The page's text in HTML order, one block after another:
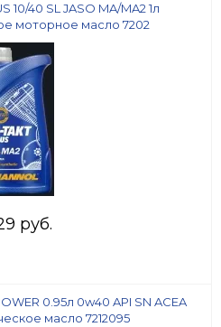
10/40 SL JASO MA/MA2 1л
моторное масло 7202
руб.
0.95л 0w40 API SN ACEA
масло 7212095